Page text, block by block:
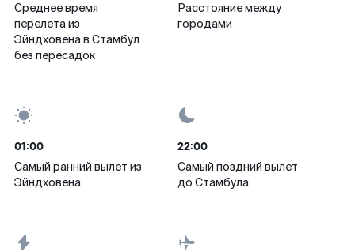
Среднее время
перелета из
Эйндховена в Стамбул
без пересадок
Расстояние между
городами
01:00
Самый ранний вылет из
Эйндховена
22:00
Самый поздний вылет
до Стамбула